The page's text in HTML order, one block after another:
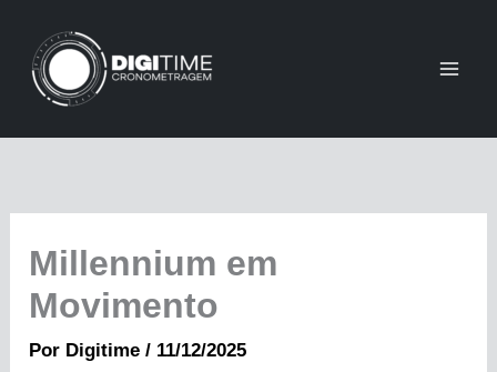
conteúdo
Millennium em
Movimento
Por Digitime/ 11/12/2025